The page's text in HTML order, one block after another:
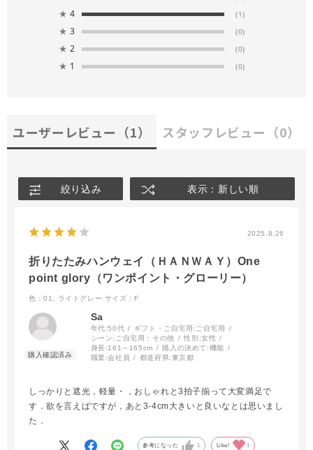
★ 4 (1)
★ 3 (0)
★ 2 (0)
★ 1 (0)
ユーザーレビュー （1） スタッフレビュー （0）
絞り込み 表示：新しい順
2025.8.26
折りたたみハンウェイ（ＨＡＮＷＡＹ）One
point glory（ワンポイント・グローリー）
色：01. ライトグレー サイズ：F
Sa
年代:50代 ギフト・ご自宅用: ご自宅用
シーン: ご自宅用：その他 性別:女性
身長:161～165cm 購入の決めて:機能
職業:会社員 都道府県:東京都
しっかりと遮光，軽量・，おしゃれと3拍子揃って大変満足で
す．欲を言えばですが，あと3-4cm大きいと良いなとは思いまし
た．
参考になった 1 Like! 1